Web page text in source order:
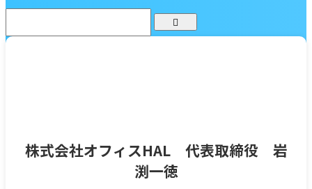
株式会社オフィスHAL 代表取締役 岩
渕一徳